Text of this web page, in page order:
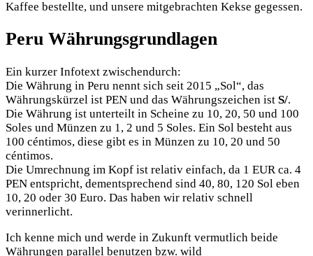
Kaffee bestellte, und unsere mitgebrachten Kekse gegessen.
Peru Währungsgrundlagen
Ein kurzer Infotext zwischendurch:
Die Währung in Peru nennt sich seit 2015 „Sol“, das
Währungskürzel ist PEN und das Währungszeichen ist S/.
Die Währung ist unterteilt in Scheine zu 10, 20, 50 und 100
Soles und Münzen zu 1, 2 und 5 Soles. Ein Sol besteht aus
100 céntimos, diese gibt es in Münzen zu 10, 20 und 50
céntimos.
Die Umrechnung im Kopf ist relativ einfach, da 1 EUR ca. 4
PEN entspricht, dementsprechend sind 40, 80, 120 Sol eben
10, 20 oder 30 Euro. Das haben wir relativ schnell
verinnerlicht.
Ich kenne mich und werde in Zukunft vermutlich beide
Währungen parallel benutzen bzw. wild